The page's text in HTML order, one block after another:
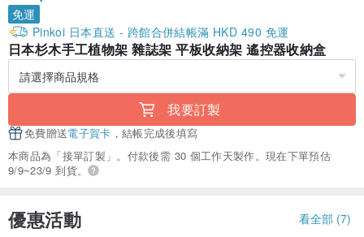
免運
Pinkoi 日本直送 - 跨館合併結帳滿 HKD 490 免運
日本杉木手工植物架 雜誌架 平板收納架 遙控器收納盒
我要訂製
免費贈送電子賀卡 ，結帳完成後填寫
本商品為「接單訂製」。付款後需 30 個工作天製作。現在下單預估
9/9~23/9 到貨。
優惠活動 看全部 (7)